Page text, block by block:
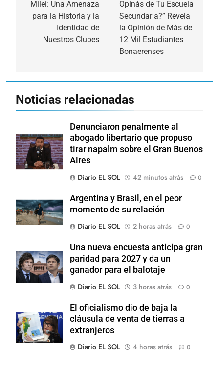
entradas
Milei: Una Amenaza
para la Historia y la
Identidad de
Nuestros Clubes
Opinás de Tu Escuela
Secundaria?” Revela
la Opinión de Más de
12 Mil Estudiantes
Bonaerenses
Noticias relacionadas
Denunciaron penalmente al
abogado libertario que propuso
tirar napalm sobre el Gran Buenos
Aires
Diario EL SOL
42 minutos atrás 0
Argentina y Brasil, en el peor
momento de su relación
Diario EL SOL
2 horas atrás 0
Una nueva encuesta anticipa gran
paridad para 2027 y da un
ganador para el balotaje
Diario EL SOL
3 horas atrás 0
El oficialismo dio de baja la
cláusula de venta de tierras a
extranjeros
Diario EL SOL
4 horas atrás 0